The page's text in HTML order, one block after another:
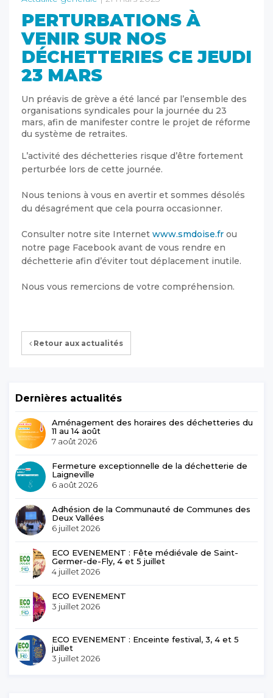
PERTURBATIONS À
VENIR SUR NOS
DÉCHETTERIES CE JEUDI
23 MARS
Un préavis de grève a été lancé par l’ensemble des
organisations syndicales pour la journée du 23
mars, afin de manifester contre le projet de réforme
du système de retraites.
L’activité des déchetteries risque d’être fortement
perturbée lors de cette journée.
Nous tenions à vous en avertir et sommes désolés
du désagrément que cela pourra occasionner.
Consulter notre site Internet www.smdoise.fr ou
notre page Facebook avant de vous rendre en
déchetterie afin d’éviter tout déplacement inutile.
Nous vous remercions de votre compréhension.
Retour aux actualités
Dernières actualités
Aménagement des horaires des déchetteries du
11 au 14 août
7 août 2026
Fermeture exceptionnelle de la déchetterie de
Laigneville
6 août 2026
Adhésion de la Communauté de Communes des
Deux Vallées
6 juillet 2026
ECO EVENEMENT : Fête médiévale de Saint-
Germer-de-Fly, 4 et 5 juillet
4 juillet 2026
ECO EVENEMENT
3 juillet 2026
ECO EVENEMENT : Enceinte festival, 3, 4 et 5
juillet
3 juillet 2026